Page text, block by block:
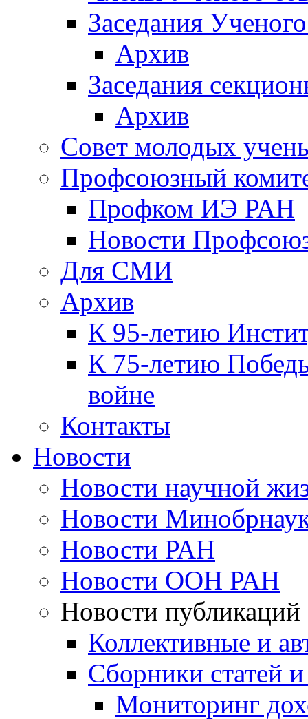
Заседания
Архив
Заседания
Архив
Совет молодых
Профсоюзный
Профком ИЭ РАН
Новости
Для СМИ
Архив
К 95-летию
К 75-летию
войне
Контакты
Новости
Новости научной
Новости
Новости РАН
Новости ООН РАН
Новости публикаций
Коллективные и
Сборники статей
Мониторинг